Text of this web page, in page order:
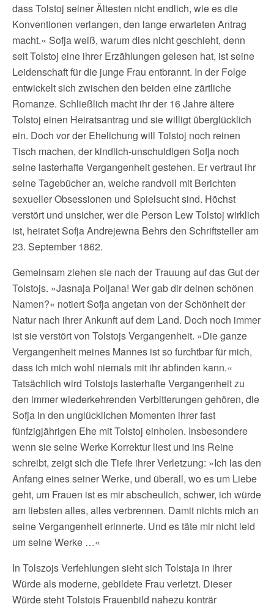
dass Tolstoj seiner Ältesten nicht endlich, wie es die
Konventionen verlangen, den lange erwarteten Antrag
macht.« Sofja weiß, warum dies nicht geschieht, denn
seit Tolstoj eine ihrer Erzählungen gelesen hat, ist seine
Leidenschaft für die junge Frau entbrannt. In der Folge
entwickelt sich zwischen den beiden eine zärtliche
Romanze. Schließlich macht ihr der 16 Jahre ältere
Tolstoj einen Heiratsantrag und sie willigt überglücklich
ein. Doch vor der Ehelichung will Tolstoj noch reinen
Tisch machen, der kindlich-unschuldigen Sofja noch
seine lasterhafte Vergangenheit gestehen. Er vertraut ihr
seine Tagebücher an, welche randvoll mit Berichten
sexueller Obsessionen und Spielsucht sind. Höchst
verstört und unsicher, wer die Person Lew Tolstoj wirklich
ist, heiratet Sofja Andrejewna Behrs den Schriftsteller am
23. September 1862.
Gemeinsam ziehen sie nach der Trauung auf das Gut der
Tolstojs. »Jasnaja Poljana! Wer gab dir deinen schönen
Namen?« notiert Sofja angetan von der Schönheit der
Natur nach ihrer Ankunft auf dem Land. Doch noch immer
ist sie verstört von Tolstojs Vergangenheit. »Die ganze
Vergangenheit meines Mannes ist so furchtbar für mich,
dass ich mich wohl niemals mit ihr abfinden kann.«
Tatsächlich wird Tolstojs lasterhafte Vergangenheit zu
den immer wiederkehrenden Verbitterungen gehören, die
Sofja in den unglücklichen Momenten ihrer fast
fünfzigjährigen Ehe mit Tolstoj einholen. Insbesondere
wenn sie seine Werke Korrektur liest und ins Reine
schreibt, zeigt sich die Tiefe ihrer Verletzung: »Ich las den
Anfang eines seiner Werke, und überall, wo es um Liebe
geht, um Frauen ist es mir abscheulich, schwer, ich würde
am liebsten alles, alles verbrennen. Damit nichts mich an
seine Vergangenheit erinnerte. Und es täte mir nicht leid
um seine Werke …«
In Tolszojs Verfehlungen sieht sich Tolstaja in ihrer
Würde als moderne, gebildete Frau verletzt. Dieser
Würde steht Tolstojs Frauenbild nahezu konträr